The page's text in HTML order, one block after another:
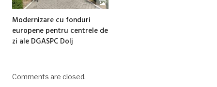
Modernizare cu fonduri
europene pentru centrele de
zi ale DGASPC Dolj
Comments are closed.